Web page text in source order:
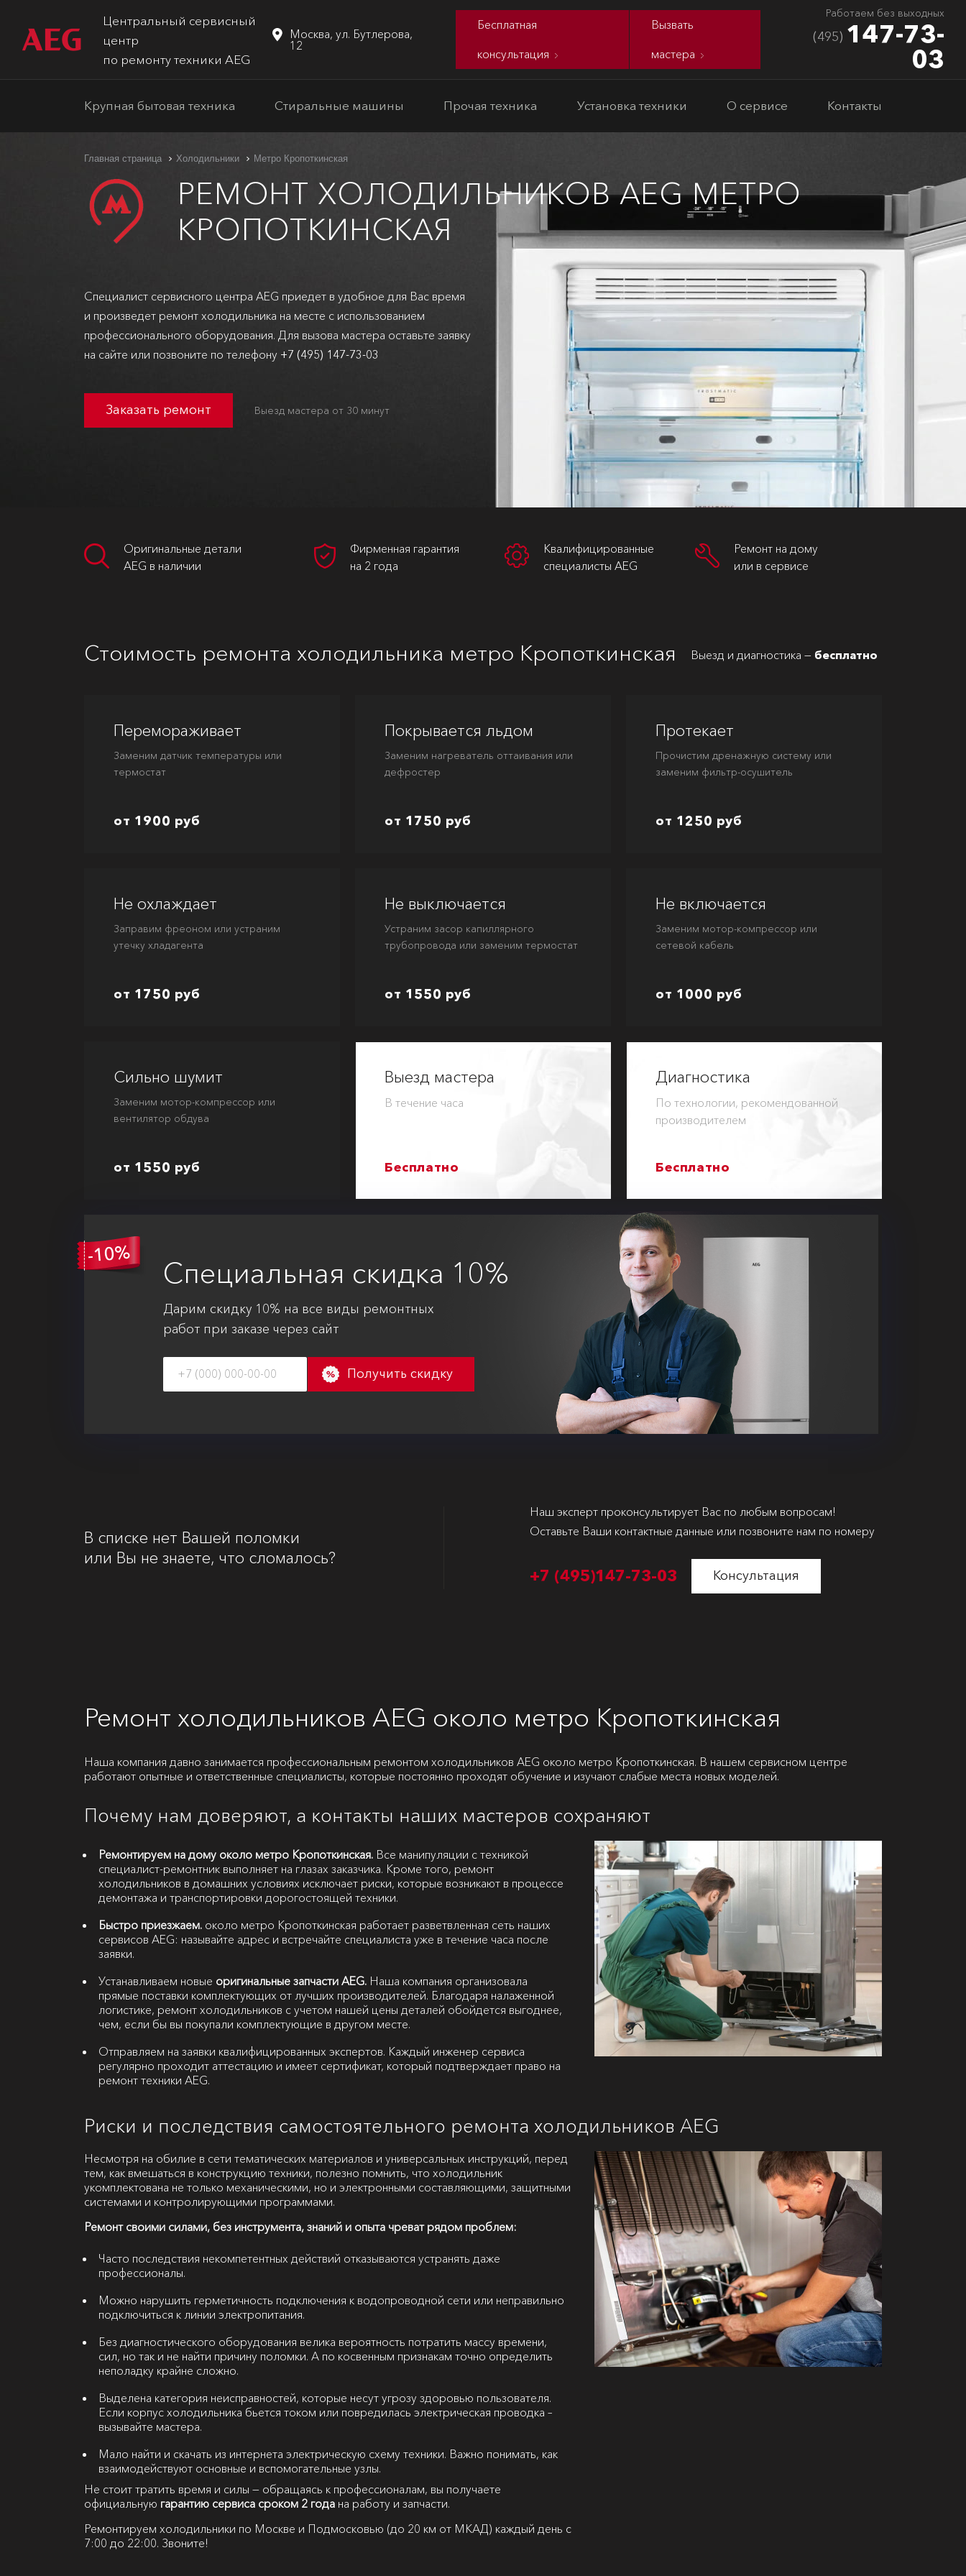
Центральный сервисный
центр
по ремонту техники AEG
Москва, ул. Бутлерова,
12
Бесплатная
консультация
Вызвать
мастера
Работаем без выходных
(495) 147-73-
03
Крупная бытовая техника Стиральные машины Прочая техника Установка техники О сервисе Контакты
Главная страница Холодильники Метро Кропоткинская
РЕМОНТ ХОЛОДИЛЬНИКОВ AEG МЕТРО
КРОПОТКИНСКАЯ
Специалист сервисного центра AEG приедет в удобное для Вас время
и произведет ремонт холодильника на месте с использованием
профессионального оборудования. Для вызова мастера оставьте заявку
на сайте или позвоните по телефону +7 (495) 147-73-03
Заказать ремонт Выезд мастера от 30 минут
Оригинальные детали
AEG в наличии
Фирменная гарантия
на 2 года
Квалифицированные
специалисты AEG
Ремонт на дому
или в сервисе
Стоимость ремонта холодильника метро Кропоткинская Выезд и диагностика — бесплатно
Перемораживает
Заменим датчик температуры или
термостат
от 1900 руб
Покрывается льдом
Заменим нагреватель оттаивания или
дефростер
от 1750 руб
Протекает
Прочистим дренажную систему или
заменим фильтр-осушитель
от 1250 руб
Не охлаждает
Заправим фреоном или устраним
утечку хладагента
от 1750 руб
Не выключается
Устраним засор капиллярного
трубопровода или заменим термостат
от 1550 руб
Не включается
Заменим мотор-компрессор или
сетевой кабель
от 1000 руб
Сильно шумит
Заменим мотор-компрессор или
вентилятор обдува
от 1550 руб
Выезд мастера
В течение часа
Бесплатно
Диагностика
По технологии, рекомендованной
производителем
Бесплатно
Специальная скидка 10%
Дарим скидку 10% на все виды ремонтных
работ при заказе через сайт
Получить скидку
В списке нет Вашей поломки
или Вы не знаете, что сломалось?
Наш эксперт проконсультирует Вас по любым вопросам!
Оставьте Ваши контактные данные или позвоните нам по номеру
+7 (495)147-73-03 Консультация
Ремонт холодильников AEG около метро Кропоткинская
Наша компания давно занимается профессиональным ремонтом холодильников AEG около метро Кропоткинская. В нашем сервисном центре
работают опытные и ответственные специалисты, которые постоянно проходят обучение и изучают слабые места новых моделей.
Почему нам доверяют, а контакты наших мастеров сохраняют
Ремонтируем на дому около метро Кропоткинская. Все манипуляции с техникой
специалист-ремонтник выполняет на глазах заказчика. Кроме того, ремонт
холодильников в домашних условиях исключает риски, которые возникают в процессе
демонтажа и транспортировки дорогостоящей техники.
Быстро приезжаем. около метро Кропоткинская работает разветвленная сеть наших
сервисов AEG: называйте адрес и встречайте специалиста уже в течение часа после
заявки.
Устанавливаем новые оригинальные запчасти AEG. Наша компания организовала
прямые поставки комплектующих от лучших производителей. Благодаря налаженной
логистике, ремонт холодильников с учетом нашей цены деталей обойдется выгоднее,
чем, если бы вы покупали комплектующие в другом месте.
Отправляем на заявки квалифицированных экспертов. Каждый инженер сервиса
регулярно проходит аттестацию и имеет сертификат, который подтверждает право на
ремонт техники AEG.
Риски и последствия самостоятельного ремонта холодильников AEG
Несмотря на обилие в сети тематических материалов и универсальных инструкций, перед
тем, как вмешаться в конструкцию техники, полезно помнить, что холодильник
укомплектована не только механическими, но и электронными составляющими, защитными
системами и контролирующими программами.
Ремонт своими силами, без инструмента, знаний и опыта чреват рядом проблем:
Часто последствия некомпетентных действий отказываются устранять даже
профессионалы.
Можно нарушить герметичность подключения к водопроводной сети или неправильно
подключиться к линии электропитания.
Без диагностического оборудования велика вероятность потратить массу времени,
сил, но так и не найти причину поломки. А по косвенным признакам точно определить
неполадку крайне сложно.
Выделена категория неисправностей, которые несут угрозу здоровью пользователя.
Если корпус холодильника бьется током или повредилась электрическая проводка –
вызывайте мастера.
Мало найти и скачать из интернета электрическую схему техники. Важно понимать, как
взаимодействуют основные и вспомогательные узлы.
Не стоит тратить время и силы — обращаясь к профессионалам, вы получаете
официальную гарантию сервиса сроком 2 года на работу и запчасти.
Ремонтируем холодильники по Москве и Подмосковью (до 20 км от МКАД) каждый день с
7:00 до 22:00. Звоните!